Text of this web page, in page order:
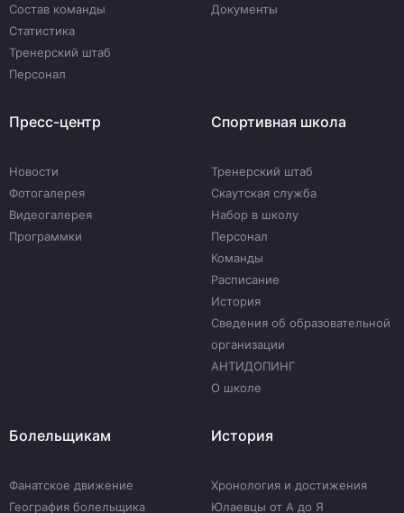
Состав команды
Статистика
Тренерский штаб
Персонал
Документы
Пресс-центр
Новости
Фотогалерея
Видеогалерея
Программки
Спортивная школа
Тренерский штаб
Скаутская служба
Набор в школу
Персонал
Команды
Расписание
История
Сведения об образовательной
организации
АНТИДОПИНГ
О школе
Болельщикам
Фанатское движение
География болельщика
История
Хронология и достижения
Юлаевцы от А до Я